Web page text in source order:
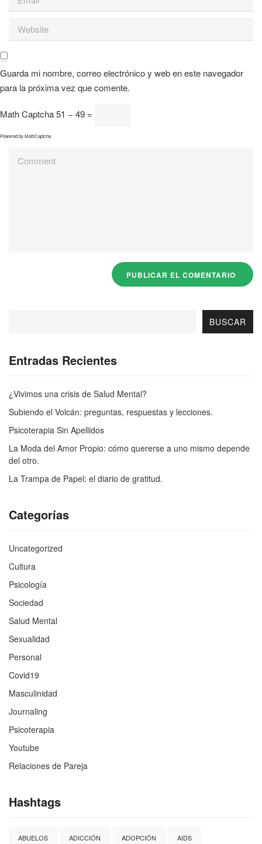
Guarda mi nombre, correo electrónico y web en este navegador
para la próxima vez que comente.
Math Captcha51 − 49 =
Powered byMathCaptcha
BUSCAR
Entradas Recientes
¿Vivimos una crisis de Salud Mental?
Subiendo el Volcán: preguntas, respuestas y lecciones.
Psicoterapia Sin Apellidos
La Moda del Amor Propio: cómo quererse a uno mismo depende
del otro.
La Trampa de Papel: el diario de gratitud.
Categorías
Uncategorized
Cultura
Psicología
Sociedad
Salud Mental
Sexualidad
Personal
Covid19
Masculinidad
Journaling
Psicoterapia
Youtube
Relaciones de Pareja
Hashtags
ABUELOS ADICCIÓN ADOPCIÓN AIDS